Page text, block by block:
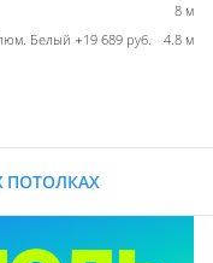
8 м
Белый +19 689 руб.
4.8 м
ПОТОЛКАХ